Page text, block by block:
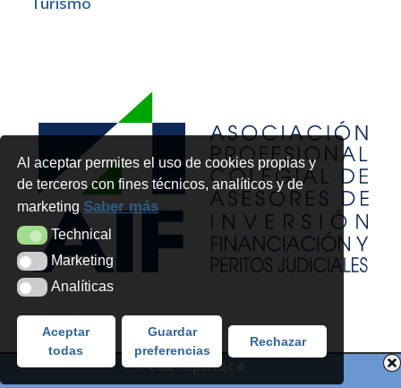
Al aceptar permites el uso de cookies propias y
de terceros con fines técnicos, analíticos y de
marketingSaber más
TechnicalTechnical
MarketingMarketing
AnalíticasAnalíticas
Aceptar
todas
Guardar
preferencias
Rechazar
Pedir hipoteca